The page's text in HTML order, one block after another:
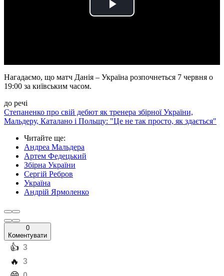
Play
Нагадаємо, що матч Данія – Україна розпочнеться 7 червня о
19:00 за київським часом.
до речі
Степаненко про свій дебют як тренера збірної України,
Мальдеру, Каталано і Польщу: "Це не так просто, як здається"
Читайте ще:
Андреа Мальдера
Артем Федецький
Збірна України
Сергій Ребров
Україна
Андрій Ярмоленко
0
Коментувати
️👍 3
️🔥 3